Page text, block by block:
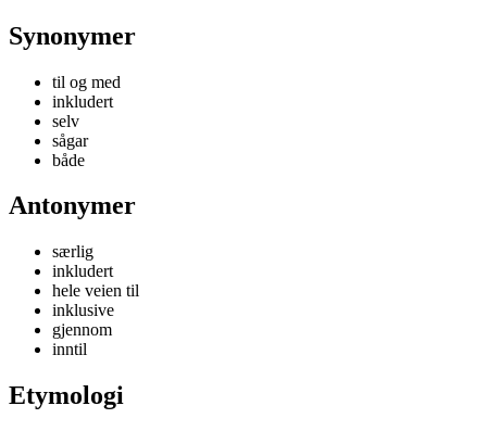
Synonymer
til og med
inkludert
selv
sågar
både
Antonymer
særlig
inkludert
hele veien til
inklusive
gjennom
inntil
Etymologi